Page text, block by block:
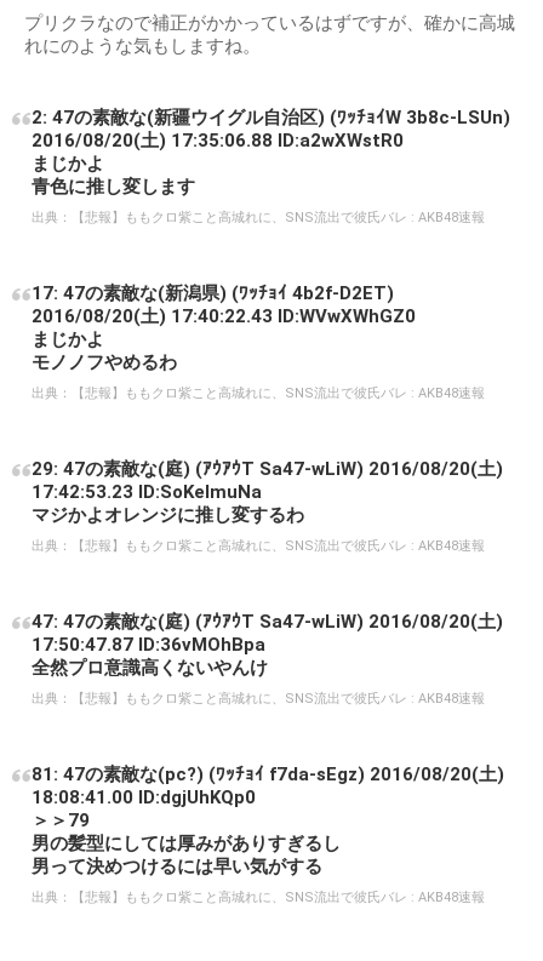
プリクラなので補正がかかっているはずですが、確かに高城
れにのような気もしますね。
2: 47の素敵な(新疆ウイグル自治区) (ﾜｯﾁｮｲW 3b8c-LSUn)
2016/08/20(土) 17:35:06.88 ID:a2wXWstR0
まじかよ
青色に推し変します
出典： 【悲報】ももクロ紫こと高城れに、SNS流出で彼氏バレ : AKB48速報
17: 47の素敵な(新潟県) (ﾜｯﾁｮｲ 4b2f-D2ET)
2016/08/20(土) 17:40:22.43 ID:WVwXWhGZ0
まじかよ
モノノフやめるわ
出典： 【悲報】ももクロ紫こと高城れに、SNS流出で彼氏バレ : AKB48速報
29: 47の素敵な(庭) (ｱｳｱｳT Sa47-wLiW) 2016/08/20(土)
17:42:53.23 ID:SoKelmuNa
マジかよオレンジに推し変するわ
出典： 【悲報】ももクロ紫こと高城れに、SNS流出で彼氏バレ : AKB48速報
47: 47の素敵な(庭) (ｱｳｱｳT Sa47-wLiW) 2016/08/20(土)
17:50:47.87 ID:36vMOhBpa
全然プロ意識高くないやんけ
出典： 【悲報】ももクロ紫こと高城れに、SNS流出で彼氏バレ : AKB48速報
81: 47の素敵な(pc?) (ﾜｯﾁｮｲ f7da-sEgz) 2016/08/20(土)
18:08:41.00 ID:dgjUhKQp0
＞＞79
男の髪型にしては厚みがありすぎるし
男って決めつけるには早い気がする
出典： 【悲報】ももクロ紫こと高城れに、SNS流出で彼氏バレ : AKB48速報